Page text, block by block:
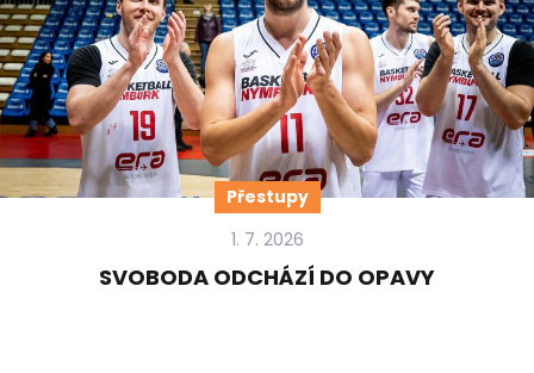
Přestupy
1. 7. 2026
SVOBODA ODCHÁZÍ DO OPAVY